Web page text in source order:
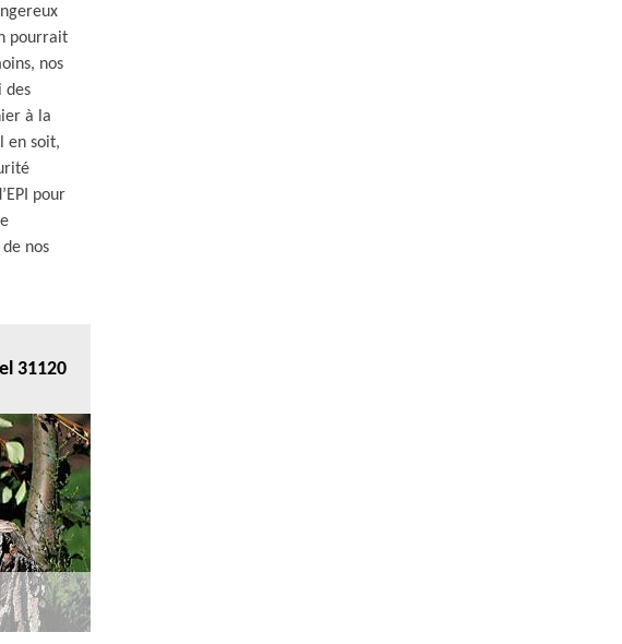
pourrait
nos
des
à la
en soit,
pour
nos
31120